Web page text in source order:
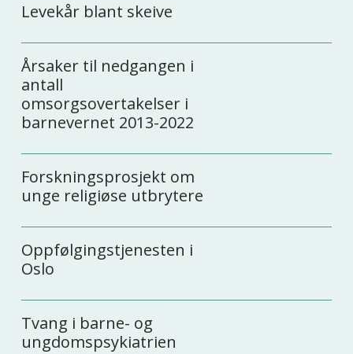
Levekår blant skeive
Årsaker til nedgangen i
antall
omsorgsovertakelser i
barnevernet 2013-2022
Forskningsprosjekt om
unge religiøse utbrytere
Oppfølgingstjenesten i
Oslo
Tvang i barne- og
ungdomspsykiatrien